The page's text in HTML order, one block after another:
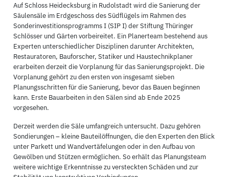
Auf Schloss Heidecksburg in Rudolstadt wird die Sanierung der
Säulensäle im Erdgeschoss des Südflügels im Rahmen des
Sonderinvestitionsprogramms I (SIP I) der Stiftung Thüringer
Schlösser und Gärten vorbeireitet. Ein Planerteam bestehend aus
Experten unterschiedlicher Disziplinen darunter Architekten,
Restauratoren, Bauforscher, Statiker und Haustechnikplaner
erarbeiten derzeit die Vorplanung für das Sanierungsprojekt. Die
Vorplanung gehört zu den ersten von insgesamt sieben
Planungsschritten für die Sanierung, bevor das Bauen beginnen
kann. Erste Bauarbeiten in den Sälen sind ab Ende 2025
vorgesehen.
Derzeit werden die Säle umfangreich untersucht. Dazu gehören
Sondierungen – kleine Bauteilöffnungen, die den Experten den Blick
unter Parkett und Wandvertäfelungen oder in den Aufbau von
Gewölben und Stützen ermöglichen. So erhält das Planungsteam
weitere wichtige Erkenntnisse zu versteckten Schäden und zur